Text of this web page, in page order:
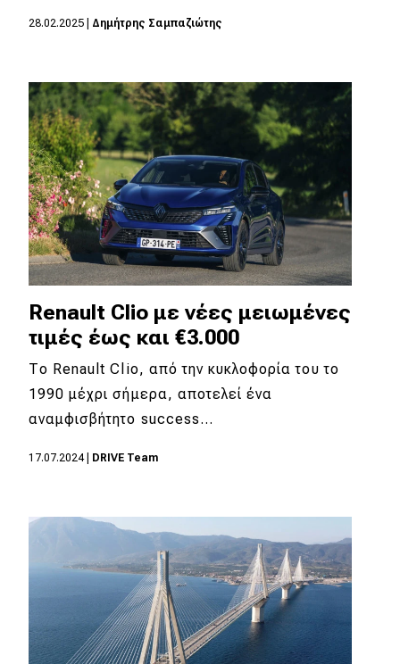
28.02.2025 Δημήτρης Σαμπαζιώτης
Renault Clio με νέες μειωμένες
τιμές έως και €3.000
Το Renault Clio, από την κυκλοφορία του το
1990 μέχρι σήμερα, αποτελεί ένα
αναμφισβήτητο success…
17.07.2024| DRIVE Team